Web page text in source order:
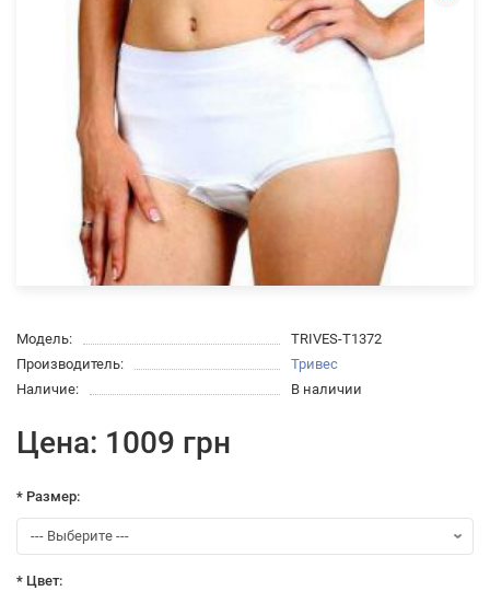
Модель:
TRIVES-T1372
Производитель:
Тривес
Наличие:
В наличии
Цена: 1009 грн
* Размер:
* Цвет: